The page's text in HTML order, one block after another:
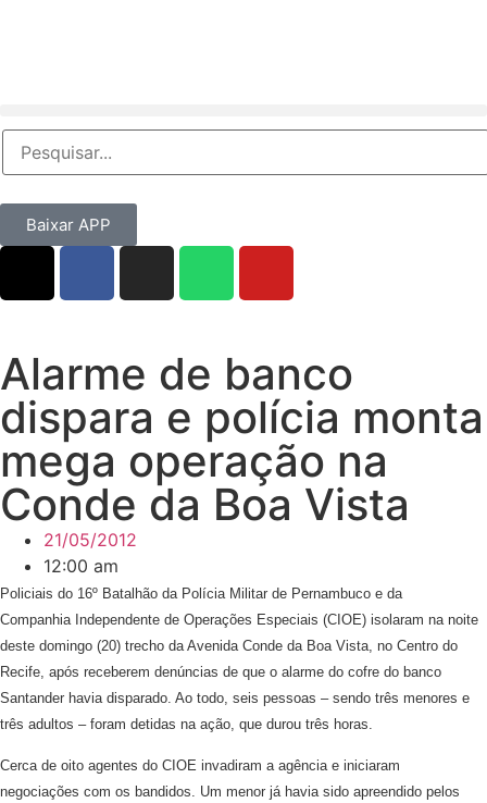
Baixar APP
Alarme de banco
dispara e polícia monta
mega operação na
Conde da Boa Vista
21/05/2012
12:00 am
Policiais do 16º Batalhão da Polícia Militar de Pernambuco e da
Companhia Independente de Operações Especiais (CIOE) isolaram na noite
deste domingo (20) trecho da Avenida Conde da Boa Vista, no Centro do
Recife, após receberem denúncias de que o alarme do cofre do banco
Santander havia disparado. Ao todo, seis pessoas – sendo três menores e
três adultos – foram detidas na ação, que durou três horas.
Cerca de oito agentes do CIOE invadiram a agência e iniciaram
negociações com os bandidos. Um menor já havia sido apreendido pelos